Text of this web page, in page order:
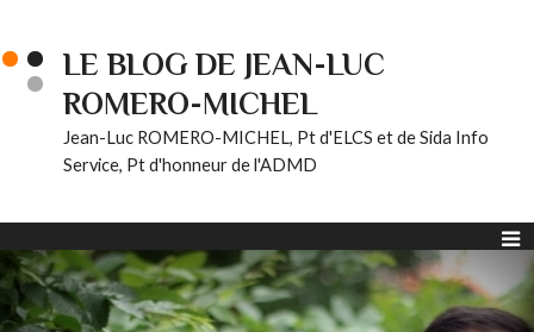
LE BLOG DE JEAN-LUC
ROMERO-MICHEL
Jean-Luc ROMERO-MICHEL, Pt d'ELCS et de Sida Info
Service, Pt d'honneur de l'ADMD